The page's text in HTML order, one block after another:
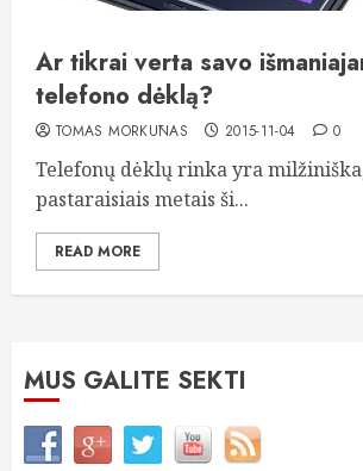
Ar tikrai verta savo
telefono dėklą?
TOMAS MORKŪNAS 2015-11-04 0
Telefonų dėklų rinka yra
pastaraisiais metais ši...
READ MORE
MUS GALITE SEKTI